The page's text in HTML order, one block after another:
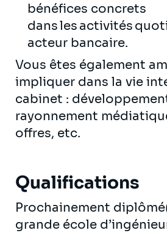
bénéfices concrets
dans les activités
acteur bancaire.
Vous êtes également
impliquer dans la vie
cabinet :
rayonnement
offres, etc.
Qualifications
Prochainement
grande école